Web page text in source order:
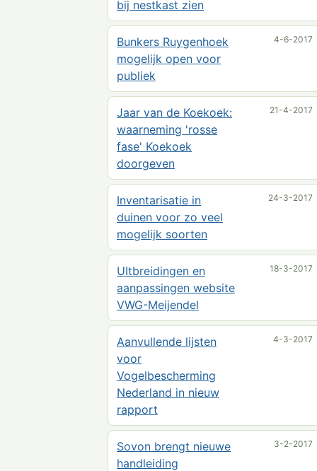
bij nestkast zien
Bunkers Ruygenhoek
mogelijk open voor
publiek
4-6-2017
Jaar van de Koekoek:
waarneming 'rosse
fase' Koekoek
doorgeven
21-4-2017
Inventarisatie in
duinen voor zo veel
mogelijk soorten
24-3-2017
UItbreidingen en
aanpassingen website
VWG-Meijendel
18-3-2017
Aanvullende lijsten
voor
Vogelbescherming
Nederland in nieuw
rapport
4-3-2017
Sovon brengt nieuwe
handleiding
3-2-2017